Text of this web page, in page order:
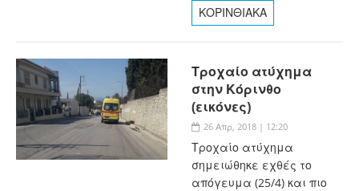
ΚΟΡΙΝΘΙΑΚΑ
Τροχαίο ατύχημα
στην Κόρινθο
(εικόνες)
26 Απρ, 2018 | 12:20
Τροχαίο ατύχημα
σημειώθηκε εχθές το
απόγευμα (25/4) και πιο